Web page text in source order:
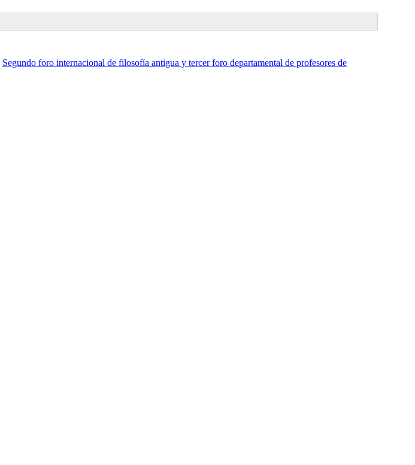
Segundo foro internacional de filosofía antigua y tercer foro departamental de profesores de